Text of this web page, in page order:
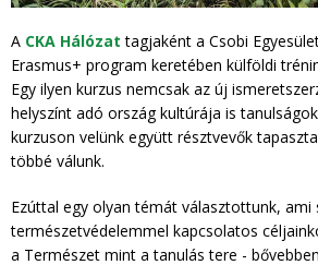
A CKA Hálózat tagjaként a Csobi
Erasmus+ program keretében külföldi
Egy ilyen kurzus nemcsak az új
helyszínt adó ország kultúrája is
kurzuson velünk együtt résztvevők
többé válunk.
Ezúttal egy olyan témát választottunk, ami
természetvédelemmel kapcsolatos
a Természet mint a tanulás tere -